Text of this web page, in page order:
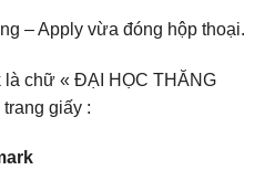
– Apply vừa đóng hộp thoại.
là chữ « ĐẠI HỌC THĂNG
giấy :